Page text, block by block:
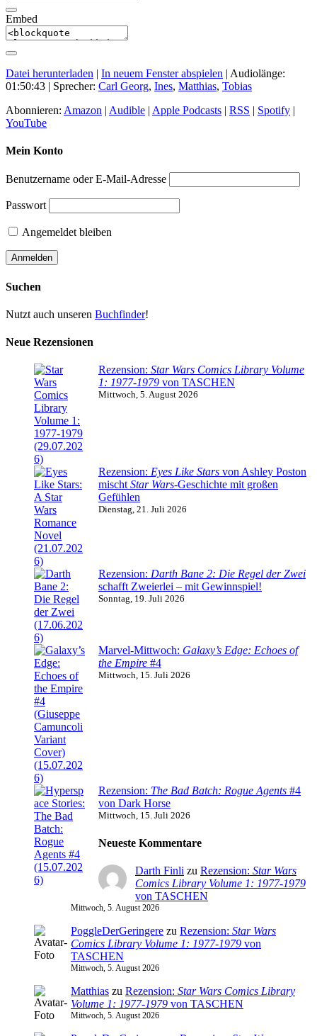
Embed
Datei herunterladen | In neuem Fenster abspielen | Audiolänge:
01:50:43 | Sprecher: Carl Georg, Ines, Matthias, Tobias
Abonnieren: Amazon | Audible | Apple Podcasts | RSS | Spotify |
YouTube
Mein Konto
Benutzername oder E-Mail-Adresse
Passwort
Angemeldet bleiben
Suchen
Nutzt auch unseren Buchfinder!
Neue Rezensionen
Rezension: Star Wars Comics Library Volume
1: 1977-1979 von TASCHEN
Mittwoch, 5. August 2026
Rezension: Eyes Like Stars von Ashley Poston
mischt Star Wars-Geschichte mit großen
Gefühlen
Dienstag, 21. Juli 2026
Rezension: Darth Bane 2: Die Regel der Zwei
schafft Zweierlei – mit Gewinnspiel!
Sonntag, 19. Juli 2026
Marvel-Mittwoch: Galaxy’s Edge: Echoes of
the Empire #4
Mittwoch, 15. Juli 2026
Rezension: The Bad Batch: Rogue Agents #4
von Dark Horse
Mittwoch, 15. Juli 2026
Neueste Kommentare
Darth Finli zu Rezension: Star Wars
Comics Library Volume 1: 1977-1979
von TASCHEN
Mittwoch, 5. August 2026
PoggleDerGeringere zu Rezension: Star Wars
Comics Library Volume 1: 1977-1979 von
TASCHEN
Mittwoch, 5. August 2026
Matthias zu Rezension: Star Wars Comics Library
Volume 1: 1977-1979 von TASCHEN
Mittwoch, 5. August 2026